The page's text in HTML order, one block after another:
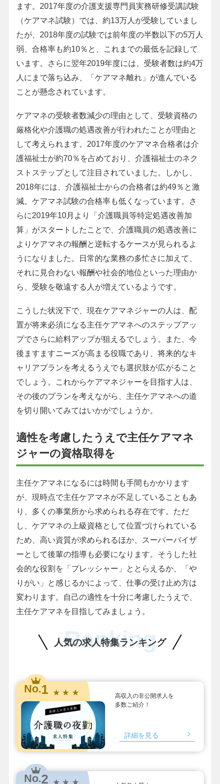
ます。2017年度の介護支援専門員実務研修受講試験
（ケアマネ試験）では、約13万人が受験していまし
たが、2018年度の試験では前年度の半数以下の5万人
弱、合格率も約10％と、これまでの最低を記録して
います。さらに翌年2019年度には、受験者数は約4万
人にまで落ち込み、「ケアマネ離れ」が進んでいる
ことが懸念されています。
ケアマネの受験者数減少の理由として、受験資格の
厳格化や介護職の処遇改善が行われたことが理由と
して考えられます。2017年度のケアマネ合格者は介
護福祉士が約70％を占めており、介護福祉士のネク
ストステップとして注目されていました。しかし、
2018年には、介護福祉士からの合格者は約49％と激
減。ケアマネ試験の合格率も低くなっています。さ
らに2019年10月より「介護職員等特定処遇改善加
算」がスタートしたことで、介護職員の処遇改善に
よりケアマネの報酬と逆転するケースが見られるよ
うになりました。日常的な業務の多忙さに加えて、
それに見合わない報酬や社会的地位といった理由か
ら、受験を敬遠する人が増えているようです。
こうした状況下で、現在ケアマネジャーの人は、配
置が将来必須になる主任ケアマネへのステップアッ
プでさらに給料アップが狙えるでしょう。また、今
後ますますニーズが高まる役職であり、将来的なキ
ャリアプランを考えるうえでも選択肢が広がること
でしょう。これからケアマネジャーを目指す人は、
その後のプランを考えながら、主任ケアマネへの道
を切り開いてみてはいかがでしょうか。
適性を考慮したうえで主任ケアマネ
ジャーの資格取得を
主任ケアマネになるには時間も手間もかかります
が、現時点で主任ケアマネが不足していることもあ
り、多くの事業所から求められる存在です。ただ
し、ケアマネの上級資格として位置づけられている
ため、高い資質が求められるほか、スーパーバイザ
ーとして後輩の指導も必要になります。そうした社
会的な役割を「プレッシャー」ととらえるか、「や
りがい」と感じるかによって、仕事の受け止め方は
変わります。自己の適性を十分に考慮したうえで、
主任ケアマネを目指してみましょう。
人気の求人特集ランキング
Ranking
No.1 ★ ★ ★
高収入の非公開求人を
多数ご紹介！
詳細を見る
No.2 ★ ★ ★